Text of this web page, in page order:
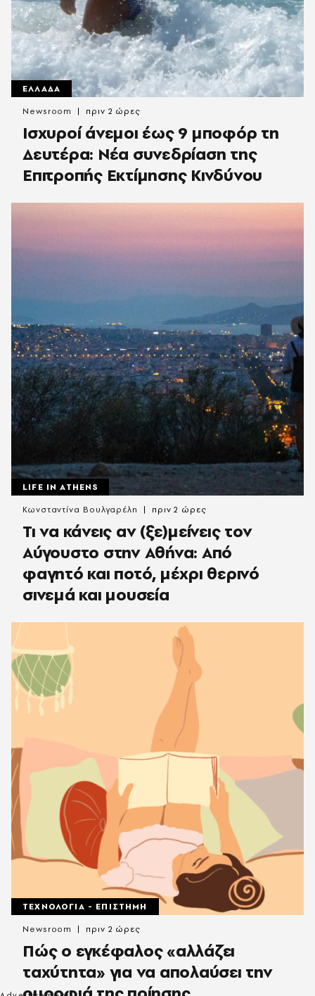
ΕΛΛΑΔΑ
Ισχυροί άνεμοι έως 9 μποφόρ τη
Δευτέρα: Νέα συνεδρίαση της
Επιτροπής Εκτίμησης Κινδύνου
Newsroom πριν 2 ώρες
LIFE IN ATHENS
Τι να κάνεις αν (ξε)μείνεις τον
Αύγουστο στην Αθήνα: Από
φαγητό και ποτό, μέχρι θερινό
σινεμά και μουσεία
Κωνσταντίνα Βουλγαρέλη πριν 2 ώρες
ΤΕΧΝΟΛΟΓΙΑ - ΕΠΙΣΤΗΜΗ
Πώς ο εγκέφαλος «αλλάζει
ταχύτητα» για να απολαύσει την
Newsroom πριν 2 ώρες